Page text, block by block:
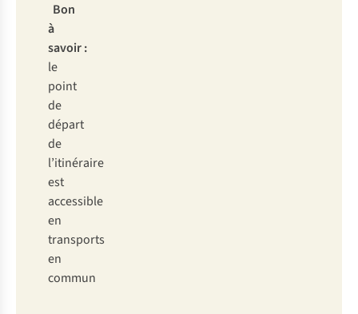
Bon
à
savoir :
le
point
de
départ
de
l’itinéraire
est
accessible
en
transports
en
commun